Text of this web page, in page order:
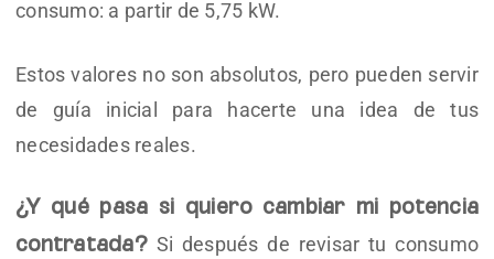
consumo: a partir de 5,75 kW.
Estos valores no son absolutos, pero pueden servir
de guía inicial para hacerte una idea de tus
necesidades reales.
¿Y qué pasa si quiero cambiar mi potencia
contratada?Si después de revisar tu consumo